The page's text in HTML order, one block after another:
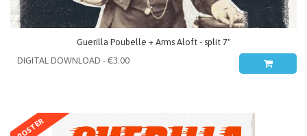
Guerilla Poubelle + Arms Aloft - split 7"
POSTER